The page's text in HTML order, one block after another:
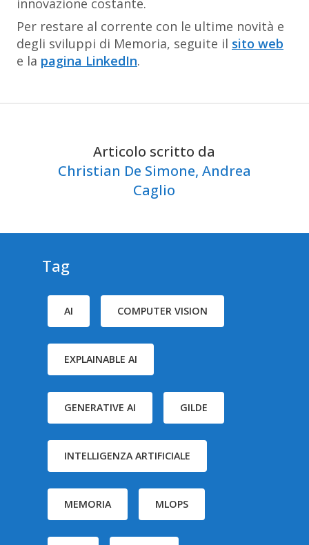
innovazione costante.
Per restare al corrente con le ultime novità e
degli sviluppi di Memoria, seguite il sito web
e la pagina LinkedIn.
Articolo scritto da
Christian De Simone, Andrea
Caglio
Tag
AI COMPUTER VISION
EXPLAINABLE AI
GENERATIVE AI GILDE
INTELLIGENZA ARTIFICIALE
MEMORIA MLOPS